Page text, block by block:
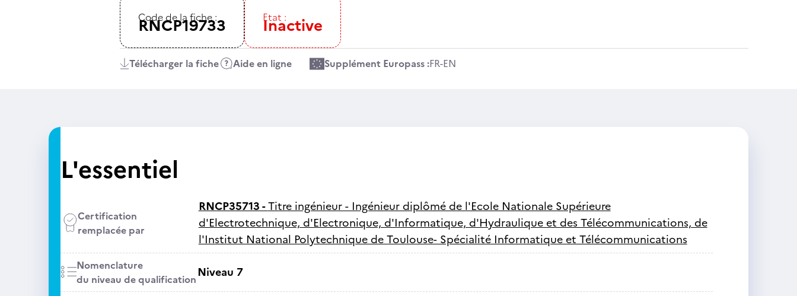
Code de la fiche :
RNCP19733 Etat :
Inactive
Télécharger la fiche Aide en ligne Supplément Europass :FR-EN
L'essentiel
Certification
remplacée par
RNCP35713 -Titre ingénieur - Ingénieur diplômé de l'Ecole Nationale Supérieure
d'Electrotechnique, d'Electronique, d'Informatique, d'Hydraulique et des Télécommunications, de
l'Institut National Polytechnique de Toulouse- Spécialité Informatique et Télécommunications
Nomenclature
du niveau de qualificationNiveau 7